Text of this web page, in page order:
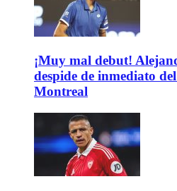
¡Muy mal debut!
despide de inmediato
Montreal